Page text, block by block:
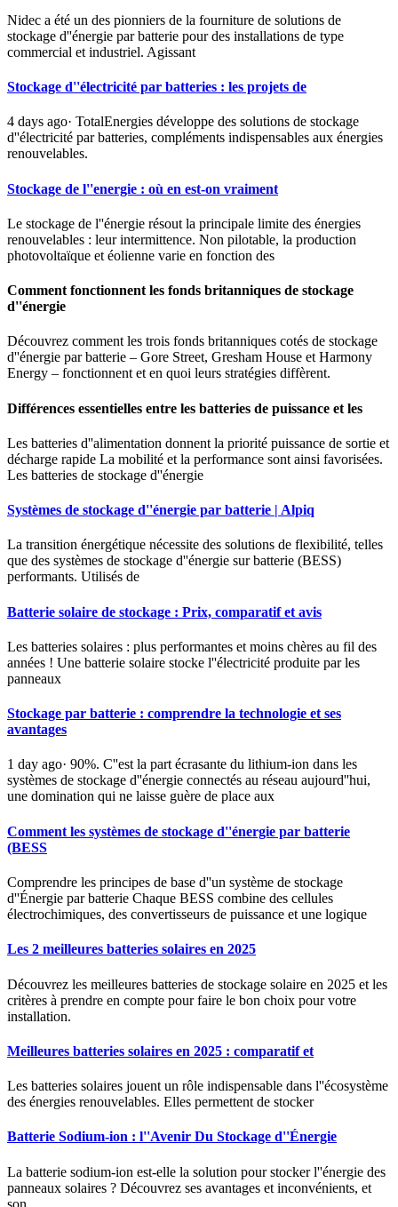
Nidec a été un des pionniers de la fourniture de solutions de
stockage d''énergie par batterie pour des installations de type
commercial et industriel. Agissant
Stockage d''électricité par batteries : les projets de
4 days ago· TotalEnergies développe des solutions de stockage
d''électricité par batteries, compléments indispensables aux énergies
renouvelables.
Stockage de l''energie : où en est-on vraiment
Le stockage de l''énergie résout la principale limite des énergies
renouvelables : leur intermittence. Non pilotable, la production
photovoltaïque et éolienne varie en fonction des
Comment fonctionnent les fonds britanniques de stockage
d''énergie
Découvrez comment les trois fonds britanniques cotés de stockage
d''énergie par batterie – Gore Street, Gresham House et Harmony
Energy – fonctionnent et en quoi leurs stratégies diffèrent.
Différences essentielles entre les batteries de puissance et les
Les batteries d''alimentation donnent la priorité puissance de sortie et
décharge rapide La mobilité et la performance sont ainsi favorisées.
Les batteries de stockage d''énergie
Systèmes de stockage d''énergie par batterie | Alpiq
La transition énergétique nécessite des solutions de flexibilité, telles
que des systèmes de stockage d''énergie sur batterie (BESS)
performants. Utilisés de
Batterie solaire de stockage : Prix, comparatif et avis
Les batteries solaires : plus performantes et moins chères au fil des
années ! Une batterie solaire stocke l''électricité produite par les
panneaux
Stockage par batterie : comprendre la technologie et ses
avantages
1 day ago· 90%. C''est la part écrasante du lithium-ion dans les
systèmes de stockage d''énergie connectés au réseau aujourd''hui,
une domination qui ne laisse guère de place aux
Comment les systèmes de stockage d''énergie par batterie
(BESS
Comprendre les principes de base d''un système de stockage
d''Énergie par batterie Chaque BESS combine des cellules
électrochimiques, des convertisseurs de puissance et une logique
Les 2 meilleures batteries solaires en 2025
Découvrez les meilleures batteries de stockage solaire en 2025 et les
critères à prendre en compte pour faire le bon choix pour votre
installation.
Meilleures batteries solaires en 2025 : comparatif et
Les batteries solaires jouent un rôle indispensable dans l''écosystème
des énergies renouvelables. Elles permettent de stocker
Batterie Sodium-ion : l''Avenir Du Stockage d''Énergie
La batterie sodium-ion est-elle la solution pour stocker l''énergie des
panneaux solaires ? Découvrez ses avantages et inconvénients, et
son